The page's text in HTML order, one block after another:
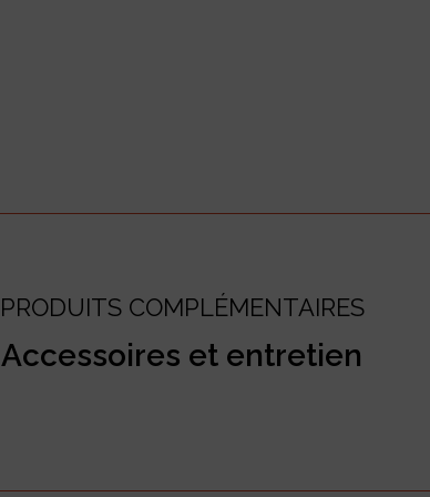
PRODUITS COMPLÉMENTAIRES
Accessoires et entretien